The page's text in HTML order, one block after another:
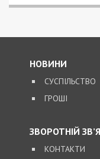
НОВИНИ
СУСПІЛЬСТВО
ГРОШІ
ЗВОРОТНІЙ
КОНТАКТИ